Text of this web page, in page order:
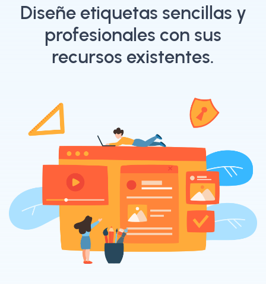
Diseñe etiquetas sencillas y
profesionales con sus
recursos existentes.